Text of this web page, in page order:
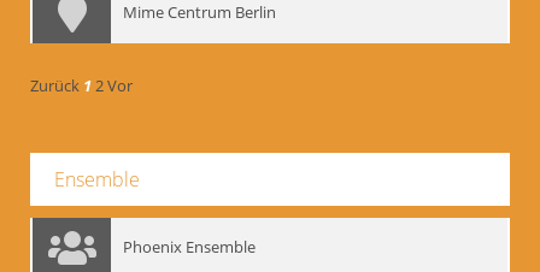
Mime Centrum Berlin
Zurück 12Vor
Ensemble
Phoenix Ensemble